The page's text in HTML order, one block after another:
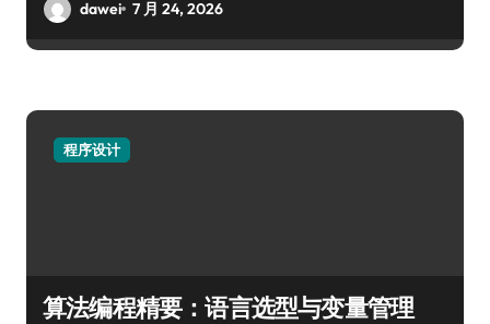
dawei 7 月 24, 2026
程序设计
算法编程精要：语言选型与变量管理